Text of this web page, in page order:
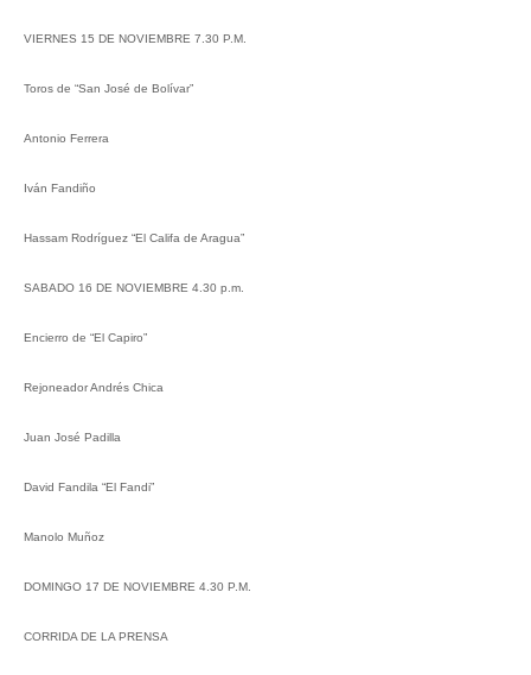
VIERNES 15 DE NOVIEMBRE 7.30 P.M.
Toros de “San José de Bolívar”
Antonio Ferrera
Iván Fandiño
Hassam Rodríguez “El Califa de Aragua”
SABADO 16 DE NOVIEMBRE 4.30 p.m.
Encierro de “El Capiro”
Rejoneador Andrés Chica
Juan José Padilla
David Fandila “El Fandi”
Manolo Muñoz
DOMINGO 17 DE NOVIEMBRE 4.30 P.M.
CORRIDA DE LA PRENSA